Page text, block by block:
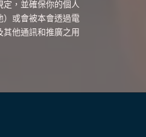
定，並確保你的個人
）或會被本會透過電
他通訊和推廣之用